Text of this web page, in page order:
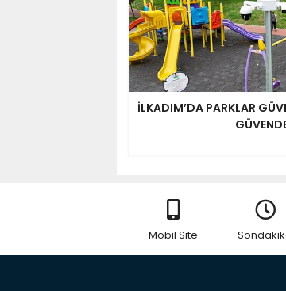
İLKADIM’DA PARKLAR
Mobil Site